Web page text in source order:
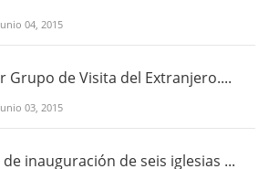
04, 2015
Grupo de Visita del Extranjero....
03, 2015
inauguración de seis iglesias ...